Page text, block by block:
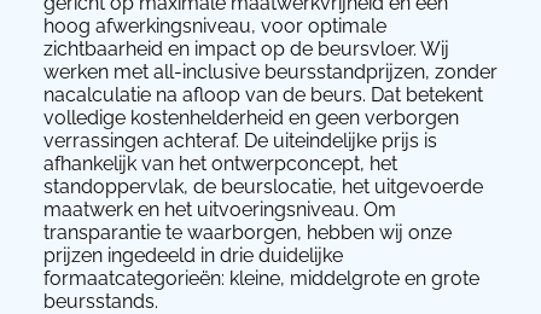
hoog afwerkingsniveau, voor optimale
zichtbaarheid en impact op de beursvloer. Wij
werken met all-inclusive beursstandprijzen, zonder
nacalculatie na afloop van de beurs. Dat betekent
volledige kostenhelderheid en geen verborgen
verrassingen achteraf. De uiteindelijke prijs is
afhankelijk van het ontwerpconcept, het
standoppervlak, de beurslocatie, het uitgevoerde
maatwerk en het uitvoeringsniveau. Om
transparantie te waarborgen, hebben wij onze
prijzen ingedeeld in drie duidelijke
formaatcategorieën: kleine, middelgrote en grote
beursstands.